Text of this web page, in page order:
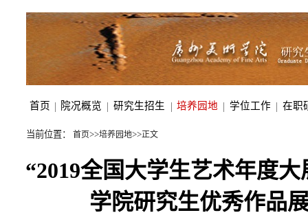
首页 | 院况概览 | 研究生招生 | 培养园地 | 学位工作 | 在职
当前位置： 首页>>培养园地>>正文
“2019全国大学生艺术年度
学院研究生优秀作品